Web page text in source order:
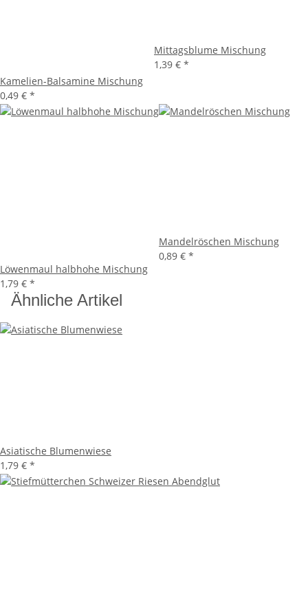
Kamelien-Balsamine Mischung
0,49 € *
Mittagsblume Mischung
1,39 € *
Löwenmaul halbhohe Mischung
1,79 € *
Mandelröschen Mischung
0,89 € *
Ähnliche Artikel
Asiatische Blumenwiese
1,79 € *